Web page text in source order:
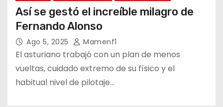
Así se gestó el increíble milagro de
Fernando Alonso
Ago 5, 2025 Mamenf1
El asturiano trabajó con un plan de menos
vueltas, cuidado extremo de su físico y el
habitual nivel de pilotaje…